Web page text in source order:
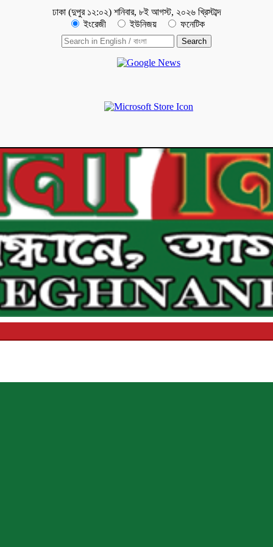
ঢাকা (দুপুর ১২:০২) শনিবার, ৮ই আগস্ট, ২০২৬ খ্রিস্টাব্দ
ইংরেজী
ইউনিজয় ফনেটিক